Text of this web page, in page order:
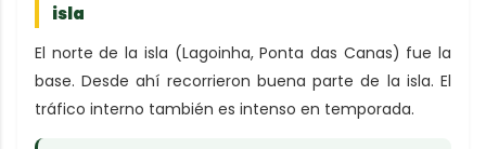
isla
El norte de la isla (Lagoinha, Ponta das Canas) fue la
base. Desde ahí recorrieron buena parte de la isla. El
tráfico interno también es intenso en temporada.